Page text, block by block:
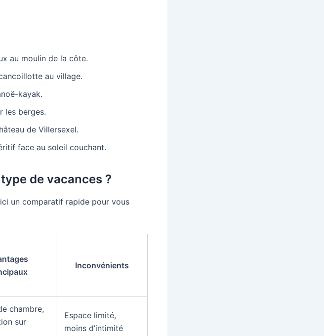
au moulin de la côte.
au village.
kayak.
les berges.
de Villersexel.
face au soleil couchant.
de vacances ?
un comparatif rapide pour vous
Inconvénients
chambre,
sur
Espace limité,
moins d’intimité